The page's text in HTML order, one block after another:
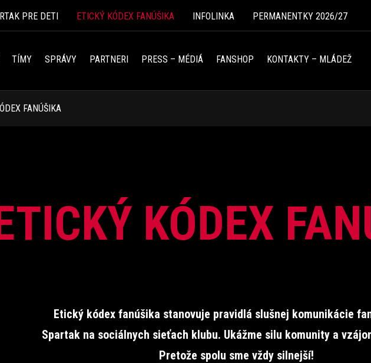
PRE DETI ETICKÝ KÓDEX FANÚŠIKA INFOLINKA PERMANENTKY 2026/27
TÍMY SPRÁVY PARTNERI PRESS – MÉDIÁ FANSHOP KONTAKTY – MLÁDEŽ
FANÚŠIKA
KÓDEX
Etický kódex fanúšika stanovuje pravidlá slušnej komunikácie
Spartak na sociálnych sieťach klubu. Ukážme silu komunity a
Pretože spolu sme vždy silnejší!